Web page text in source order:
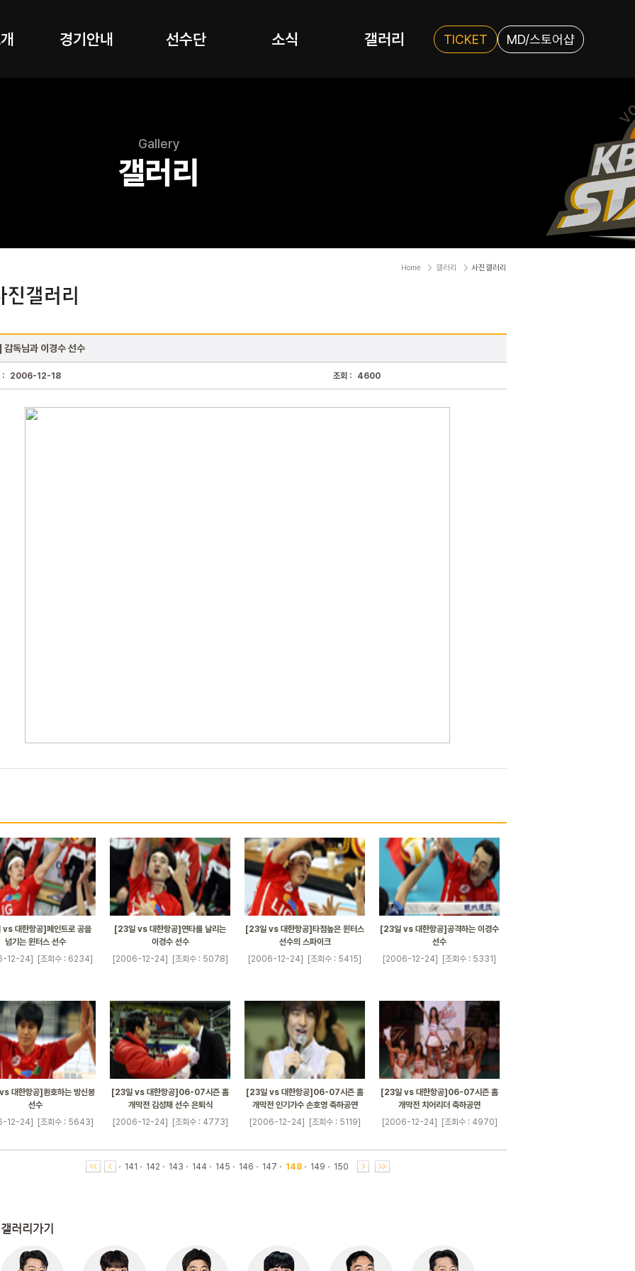
경기안내 선수단 소식 갤러리 TICKET MD/스토어샵
Home 갤러리 사진갤러리
독님과 이경수 선수
: 2006-12-18 조회 : 4600
대한항공]페인트로 공을
넘기는 윈터스 선수
12-24]
[조회수 : 6234]
[23일 vs 대한항공]연타를 날리는
이경수 선수
[2006-12-24]
[조회수 : 5078]
[23일 vs 대한항공]타점높은 윈터스
선수의 스파이크
[2006-12-24]
[조회수 : 5415]
[23일 vs 대한항공]공격하는 이경수
선수
[2006-12-24]
[조회수 : 5331]
대한항공]환호하는 방신봉
선수
12-24]
[조회수 : 5643]
[23일 vs 대한항공]06-07시즌 홈
개막전 김성채 선수 은퇴식
[2006-12-24]
[조회수 : 4773]
[23일 vs 대한항공]06-07시즌 홈
개막전 인기가수 손호영 축하공연
[2006-12-24]
[조회수 : 5119]
[23일 vs 대한항공]06-07시즌 홈
개막전 치어리더 축하공연
[2006-12-24]
[조회수 : 4970]
141 142 143 144 145 146 147 148 149 150